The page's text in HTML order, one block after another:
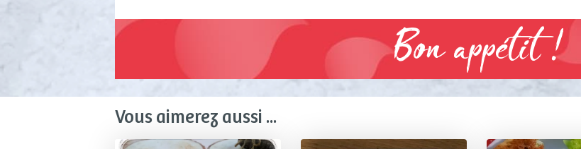
Bon appétit !
Vous aimerez aussi ...